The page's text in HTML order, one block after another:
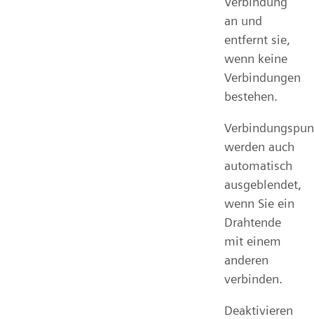
an und
entfernt sie,
wenn keine
Verbindungen
bestehen.
werden auch
automatisch
ausgeblendet,
wenn Sie ein
Drahtende
mit einem
anderen
verbinden.
Deaktivieren